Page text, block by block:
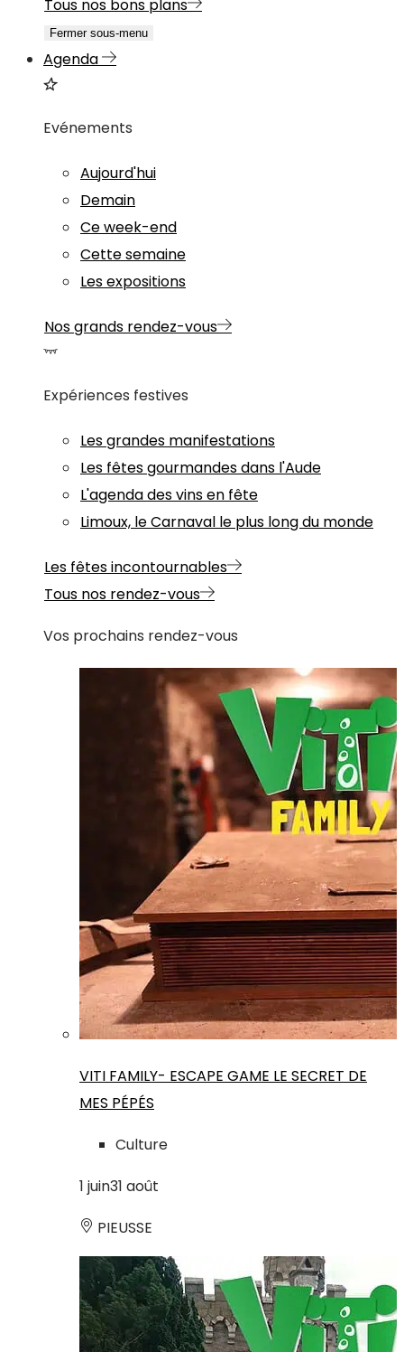
Tous nos bons plans
Fermer sous-menu
Agenda
Evénements
Aujourd'hui
Demain
Ce week-end
Cette semaine
Les expositions
Nos grands rendez-vous
Expériences festives
Les grandes manifestations
Les fêtes gourmandes dans l'Aude
L'agenda des vins en fête
Limoux, le Carnaval le plus long du monde
Les fêtes incontournables
Tous nos rendez-vous
Vos prochains rendez-vous
VITI FAMILY- ESCAPE GAME LE SECRET DE
MES PÉPÉS
Culture
1 juin31 août
PIEUSSE